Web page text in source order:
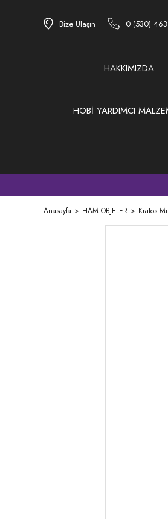
Bize Ulaşın 0 (530)
HAKKIMIZDA
HOBİ YARDIMCI
Anasayfa HAM OBJELER Kratos